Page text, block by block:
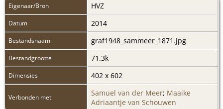
Eigenaar/Bron HVZ
Datum 2014
Bestandsnaam graf1948_sammeer_1871.jpg
Bestandgrootte 71.3k
Dimensies 402 x 602
Verbonden met Samuel van der Meer; Maaike
Adriaantje van Schouwen